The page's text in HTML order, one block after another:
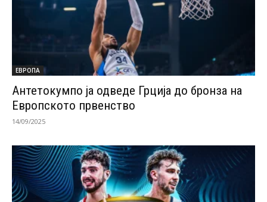
ЕВРОПА
Антетокумпо ја одведе Грција до бронза на
Европското првенство
14/09/2025